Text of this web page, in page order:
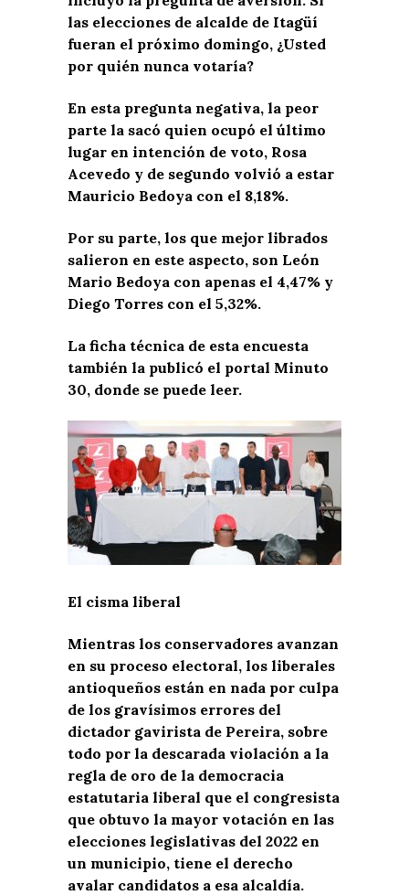
las elecciones de alcalde de Itagüí
fueran el próximo domingo, ¿Usted
por quién nunca votaría?
En esta pregunta negativa, la peor
parte la sacó quien ocupó el último
lugar en intención de voto, Rosa
Acevedo y de segundo volvió a estar
Mauricio Bedoya con el 8,18%.
Por su parte, los que mejor librados
salieron en este aspecto, son León
Mario Bedoya con apenas el 4,47% y
Diego Torres con el 5,32%.
La ficha técnica de esta encuesta
también la publicó el portal Minuto
30, donde se puede leer.
El cisma liberal
Mientras los conservadores avanzan
en su proceso electoral, los liberales
antioqueños están en nada por culpa
de los gravísimos errores del
dictador gavirista de Pereira, sobre
todo por la descarada violación a la
regla de oro de la democracia
estatutaria liberal que el congresista
que obtuvo la mayor votación en las
elecciones legislativas del 2022 en
un municipio, tiene el derecho
avalar candidatos a esa alcaldía.